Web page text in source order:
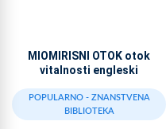
MIOMIRISNI OTOK otok
vitalnosti engleski
POPULARNO - ZNANSTVENA
BIBLIOTEKA